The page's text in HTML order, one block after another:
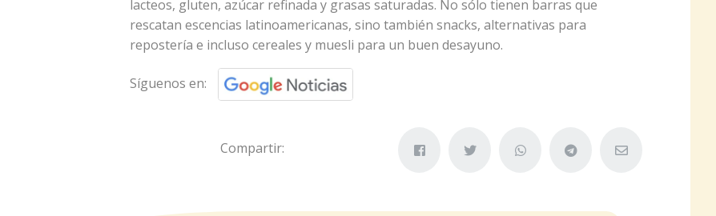
lacteos, gluten, azúcar refinada y grasas saturadas. No sólo tienen barras que
rescatan escencias latinoamericanas, sino también snacks, alternativas para
repostería e incluso cereales y muesli para un buen desayuno.
Síguenos en:
Compartir: